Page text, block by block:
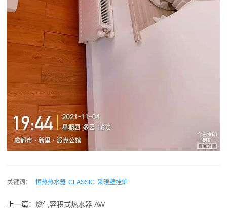
关键词： 恒热热水器 CLASSIC 采暖壁挂炉
上一篇： 燃气容积式热水器 AW